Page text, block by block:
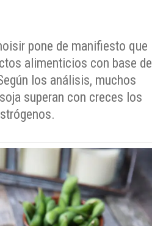
pone de manifiesto que
alimenticios con base de
los análisis, muchos
superan con creces los